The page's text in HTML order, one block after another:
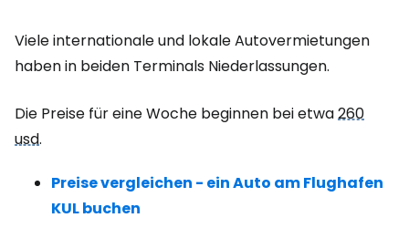
Viele internationale und lokale Autovermietungen
haben in beiden Terminals Niederlassungen.
Die Preise für eine Woche beginnen bei etwa260
usd.
Preise vergleichen - ein Auto am Flughafen
KUL buchen